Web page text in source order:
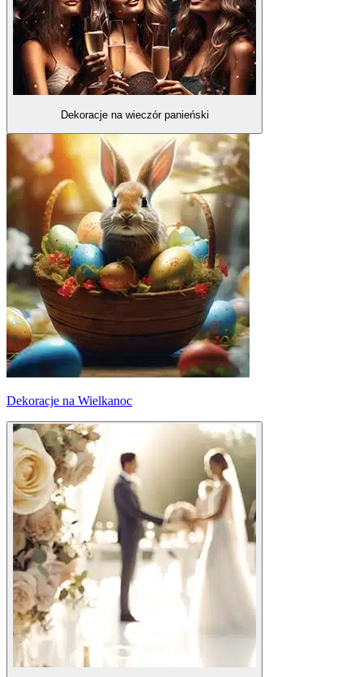
Dekoracje na wieczór panieński
Dekoracje na Wielkanoc